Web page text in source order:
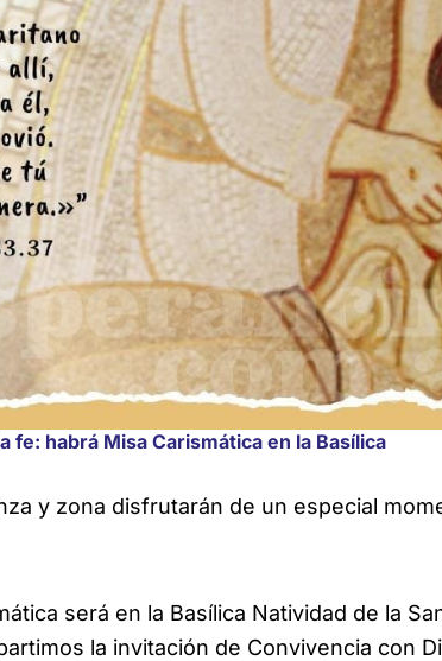
fe: habrá Misa Carismática en la Basílica
y zona disfrutarán de un especial
será en la Basílica Natividad de la
la invitación de Convivencia con